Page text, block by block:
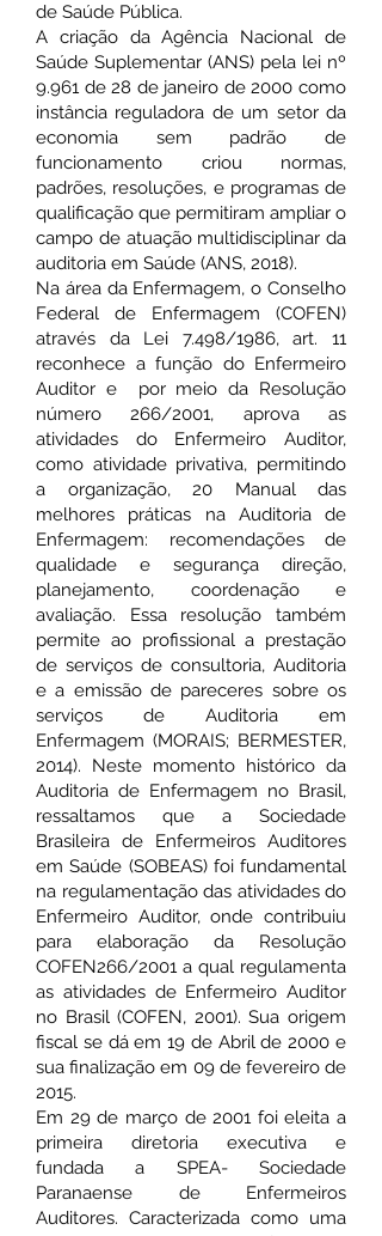
de Saúde Pública.
A criação da Agência Nacional de
Saúde Suplementar (ANS) pela lei nº
9.961 de 28 de janeiro de 2000 como
instância reguladora de um setor da
economia sem padrão de
funcionamento criou normas,
padrões, resoluções, e programas de
qualificação que permitiram ampliar o
campo de atuação multidisciplinar da
auditoria em Saúde (ANS, 2018).
Na área da Enfermagem, o Conselho
Federal de Enfermagem (COFEN)
através da Lei 7.498/1986, art. 11
reconhece a função do Enfermeiro
Auditor e por meio da Resolução
número 266/2001, aprova as
atividades do Enfermeiro Auditor,
como atividade privativa, permitindo
a organização, 20 Manual das
melhores práticas na Auditoria de
Enfermagem: recomendações de
qualidade e segurança direção,
planejamento, coordenação e
avaliação. Essa resolução também
permite ao profissional a prestação
de serviços de consultoria, Auditoria
e a emissão de pareceres sobre os
serviços de Auditoria em
Enfermagem (MORAIS; BERMESTER,
2014). Neste momento histórico da
Auditoria de Enfermagem no Brasil,
ressaltamos que a Sociedade
Brasileira de Enfermeiros Auditores
em Saúde (SOBEAS) foi fundamental
na regulamentação das atividades do
Enfermeiro Auditor, onde contribuiu
para elaboração da Resolução
COFEN266/2001 a qual regulamenta
as atividades de Enfermeiro Auditor
no Brasil (COFEN, 2001). Sua origem
fiscal se dá em 19 de Abril de 2000 e
sua finalização em 09 de fevereiro de
2015.
Em 29 de março de 2001 foi eleita a
primeira diretoria executiva e
fundada a SPEA- Sociedade
Paranaense de Enfermeiros
Auditores. Caracterizada como uma